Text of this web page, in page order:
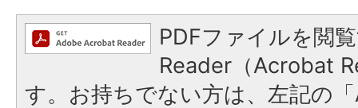
PDFファイルを閲
Reader（Acrobat
す。お持ちでない方は、左記の